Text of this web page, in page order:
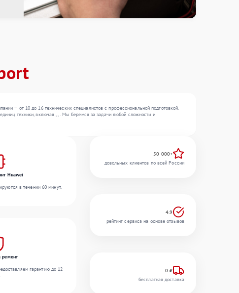
— от 10 до 16 технических специалистов с профессиональной подготовкой.
техники, включая , , . Мы беремся за задачи любой сложности и
Huawei
в течении 60 минут.
ремонт
гарантию до 12
50 000+
довольных клиентов по всей России
4.9
рейтинг сервиса на основе отзывов
0 ₽
бесплатная доставка